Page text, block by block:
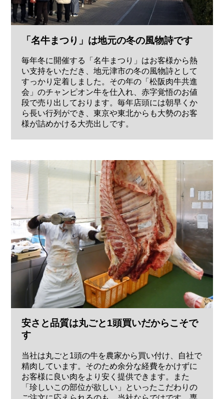
「名牛まつり」は地元の冬の風物詩です
毎年冬に開催する「名牛まつり」はお客様から熱
い支持をいただき、地元津市の冬の風物詩として
すっかり定着しました。その年の「松阪肉牛共進
会」のチャンピオン牛を仕入れ、赤字覚悟のお値
段で売り出しております。毎年店頭には朝早くか
ら長い行列ができ、東京や東北からも大勢のお客
様が詰めかける大売出しです。
安さと品質は丸ごと1頭買いだからこそで
す
当社は丸ごと1頭の牛を農家から買い付け、自社で
精肉しています。そのため余分な経費をかけずに
お客様に良い肉をより安く提供できます。また
「珍しいこの部位が欲しい」といったこだわりの